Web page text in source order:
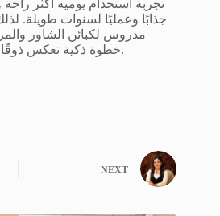
تجربة استخدام يومية أكثر راحة
جذابًا وعمليًا لسنوات طويلة.
مدروس لكبائن الشاور
خطوة ذكية تعكس ذوقًا عصريًا ووعيًا بأهمية الجودة.
NEXT